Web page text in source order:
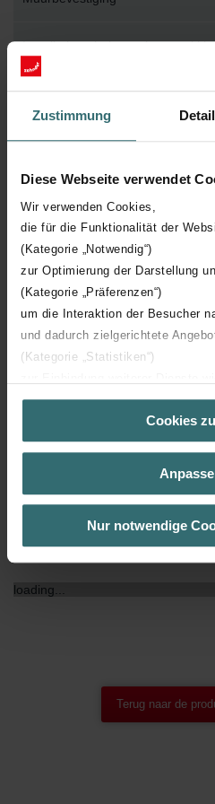
Zustimmung
Diese Webseite verwendet
Wir verwenden Cookies,
die für die Funktionalität der
(Kategorie „Notwendig“)
zur Optimierung der Darstellung
(Kategorie „Präferenzen“)
um die Interaktion der Besucher
und dadurch zielgerichtete
(Kategorie „Statistiken“)
(Kategorie „Marketing“)
Über „Details zeigen“ bzw. die
Sie weitere Informationen. Durch
der Auswahl von „Statistiken“
Besuchsverlauf auf unserer
bestmögliche Nutzererfahrung zu
widerrufen.
Zehnder Group Czech Republic
Cookies
Nur notwendige
Installatietoebehoren in
Max. werktemperatuur
Max. werkdruk
Lengte
Hoogte
Diepte
Oriëntatie
Downloads
loading...
Terug naar de